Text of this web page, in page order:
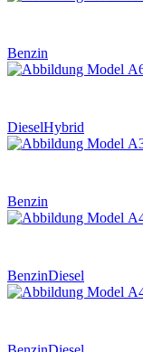
Benzin
DieselHybrid
Benzin
BenzinDiesel